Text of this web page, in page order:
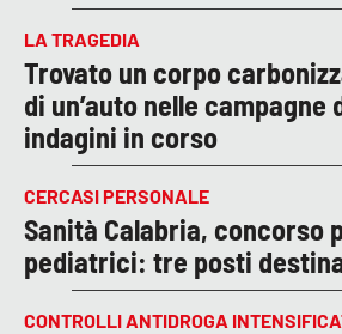
LA TRAGEDIA
Trovato un corpo
di un’auto nelle campagne
indagini in corso
CERCASI PERSONALE
Sanità Calabria, concorso
pediatrici: tre posti
CONTROLLI ANTIDROGA